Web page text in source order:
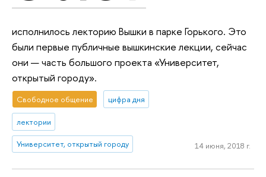
исполнилось лекторию Вышки в парке Горького. Это
были первые публичные вышкинские лекции, сейчас
они — часть большого проекта «Университет,
открытый городу».
Свободное общение цифра дня
лектории
Университет, открытый городу 14 июня, 2018 г.